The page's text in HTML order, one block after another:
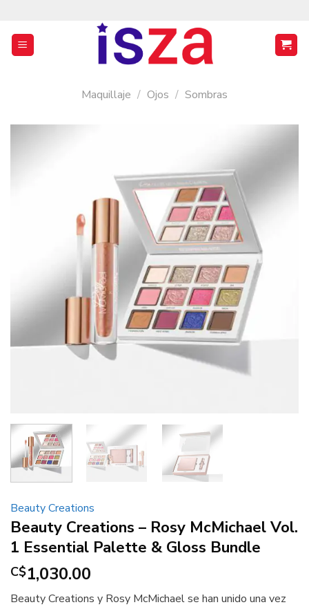
contenido
Maquillaje / Ojos / Sombras
Beauty Creations
Beauty Creations – Rosy McMichael Vol.
1 Essential Palette & Gloss Bundle
C$1,030.00
Beauty Creations y Rosy McMichael se han unido una vez